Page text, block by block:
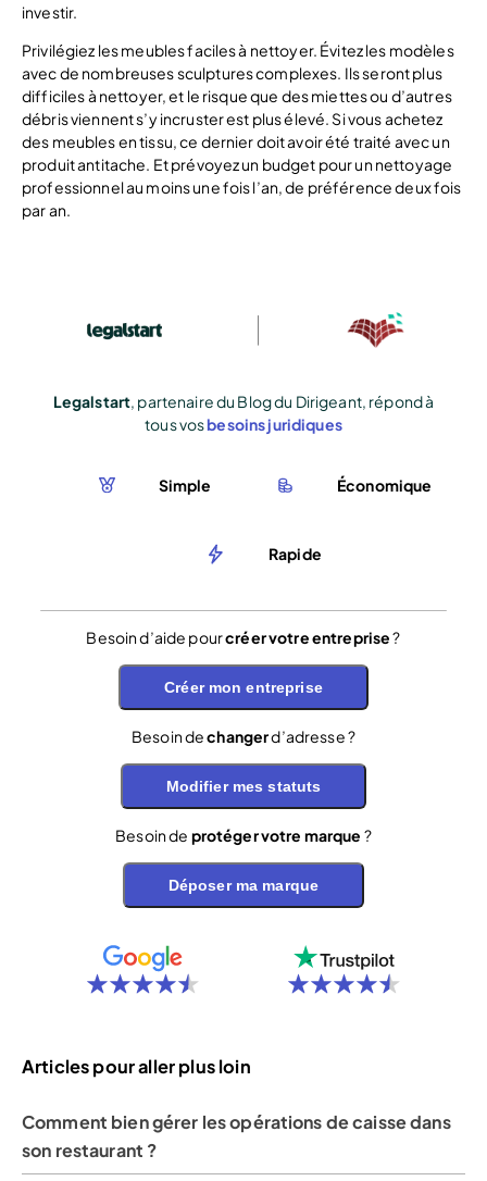
investir.
Privilégiez les meubles faciles à nettoyer. Évitez les modèles
avec de nombreuses sculptures complexes. Ils seront plus
difficiles à nettoyer, et le risque que des miettes ou d’autres
débris viennent s’y incruster est plus élevé. Si vous achetez
des meubles en tissu, ce dernier doit avoir été traité avec un
produit antitache. Et prévoyez un budget pour un nettoyage
professionnel au moins une fois l’an, de préférence deux fois
par an.
Legalstart, partenaire du Blog du Dirigeant, répond à
tous vosbesoins juridiques
Simple Économique
Rapide
Besoin d’aide pourcréer votre entreprise?
Créer mon entreprise
Besoin dechangerd’adresse ?
Modifier mes statuts
Besoin de protéger votre marque ?
Déposer ma marque
Articles pour aller plus loin
Comment bien gérer les opérations de caisse dans
son restaurant ?